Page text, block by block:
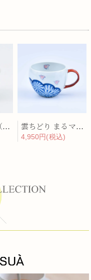
雲ちどり 飯碗（ピンク）
雲ちどり まるマグ(赤)
4,950円(税込)